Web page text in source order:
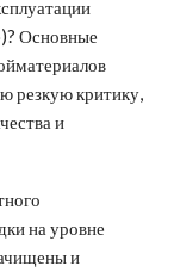
Основные
резкую критику,
и
на уровне
и